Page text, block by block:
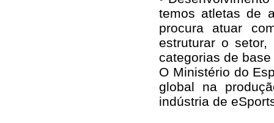
temos atletas de
procura atuar
estruturar o
categorias de
O Ministério do
global na
indústria de